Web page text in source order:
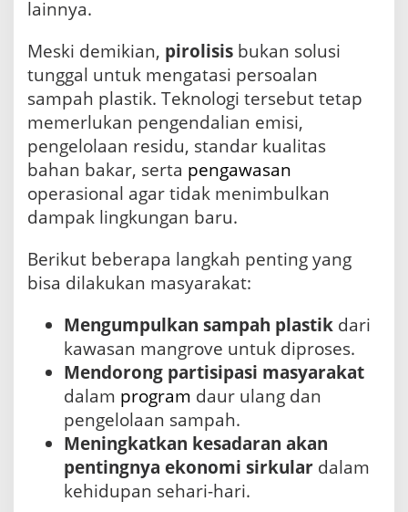
lainnya.
Meski demikian, pirolisis bukan solusi
tunggal untuk mengatasi persoalan
sampah plastik. Teknologi tersebut tetap
memerlukan pengendalian emisi,
pengelolaan residu, standar kualitas
bahan bakar, serta pengawasan
operasional agar tidak menimbulkan
dampak lingkungan baru.
Berikut beberapa langkah penting yang
bisa dilakukan masyarakat:
Mengumpulkan sampah plastik dari
kawasan mangrove untuk diproses.
Mendorong partisipasi masyarakat
dalam program daur ulang dan
pengelolaan sampah.
Meningkatkan kesadaran akan
pentingnya ekonomi sirkular dalam
kehidupan sehari-hari.